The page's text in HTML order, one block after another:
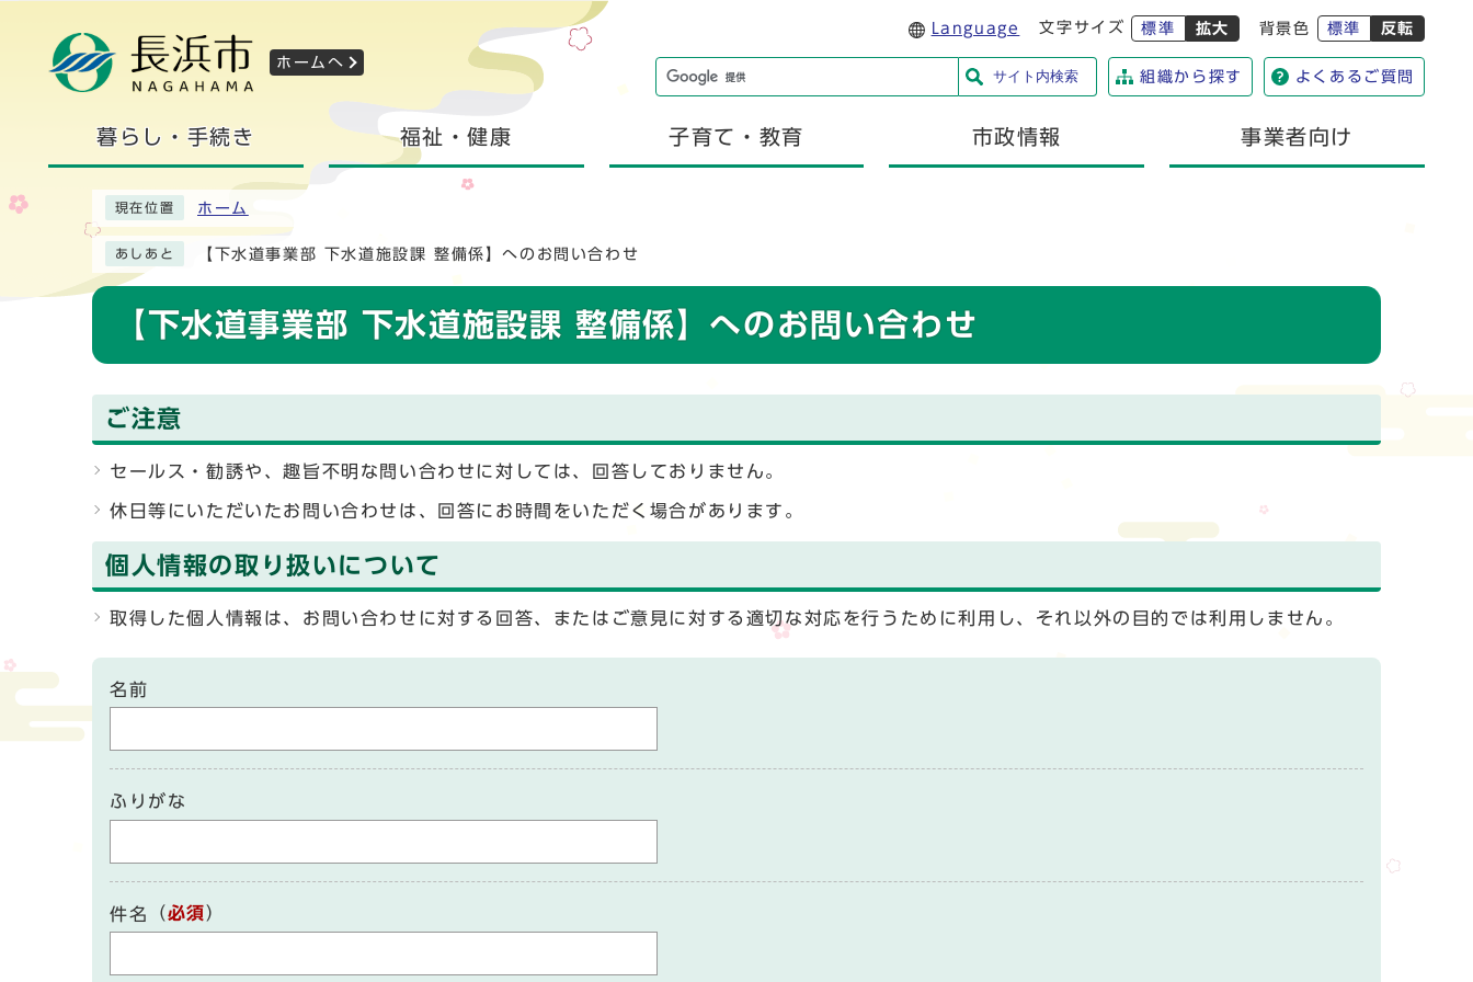
ホームへ
Language 文字サイズ 標準 拡大 背景色 標準 反転
サイト内検索 組織から探す よくあるご質問
暮らし・手続き 福祉・健康 子育て・教育 市政情報 事業者向け
現在位置 ホーム
あしあと 【下水道事業部 下水道施設課 整備係】へのお問い合わせ
【下水道事業部 下水道施設課 整備係】へのお問い合わせ
ご注意
セールス・勧誘や、趣旨不明な問い合わせに対しては、回答しておりません。
休日等にいただいたお問い合わせは、回答にお時間をいただく場合があります。
個人情報の取り扱いについて
取得した個人情報は、お問い合わせに対する回答、またはご意見に対する適切な対応を行うために利用し、それ以外の目的では利用しません。
名前
ふりがな
件名 （必須）